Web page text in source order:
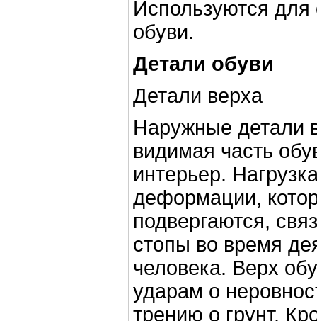
Используются для
обуви.
Детали обуви
Детали верха
Наружные детали
видимая часть
интерьер.
деформации,
подвергаются,
стопы во время
человека. Верх
ударам о
трению о грунт.